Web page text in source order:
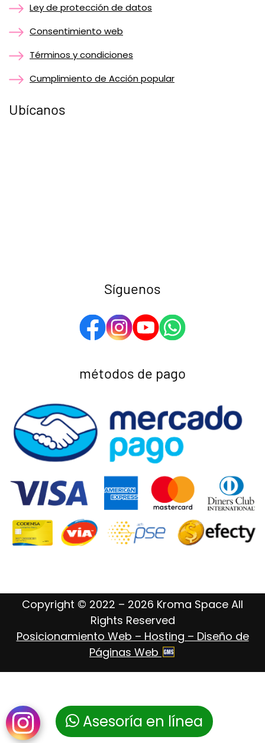
Asesoría en línea
Ley de protección de datos
Consentimiento web
Términos y condiciones
Cumplimiento de Acción popular
Ubícanos
Síguenos
métodos de pago
Copyright © 2022 – 2026 Kroma Space All
Rights Reserved
Posicionamiento Web – Hosting – Diseño de
Páginas Web